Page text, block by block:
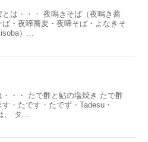
とは・・・ 夜鳴きそば（夜鳴き蕎
ば・夜啼蕎麦・夜啼そば・よなきそ
）...
・・・ たで酢と鮎の塩焼き たで酢
す・たです・たでず・Tadesu・
、 タ...